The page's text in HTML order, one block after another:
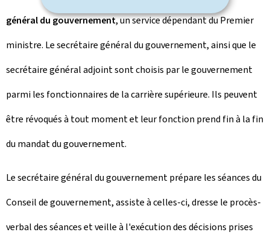
général du gouvernement, un service dépendant du Premier
ministre. Le secrétaire général du gouvernement, ainsi que le
secrétaire général adjoint sont choisis par le gouvernement
parmi les fonctionnaires de la carrière supérieure. Ils peuvent
être révoqués à tout moment et leur fonction prend fin à la fin
du mandat du gouvernement.
Le secrétaire général du gouvernement prépare les séances du
Conseil de gouvernement, assiste à celles-ci, dresse le procès-
verbal des séances et veille à l'exécution des décisions prises